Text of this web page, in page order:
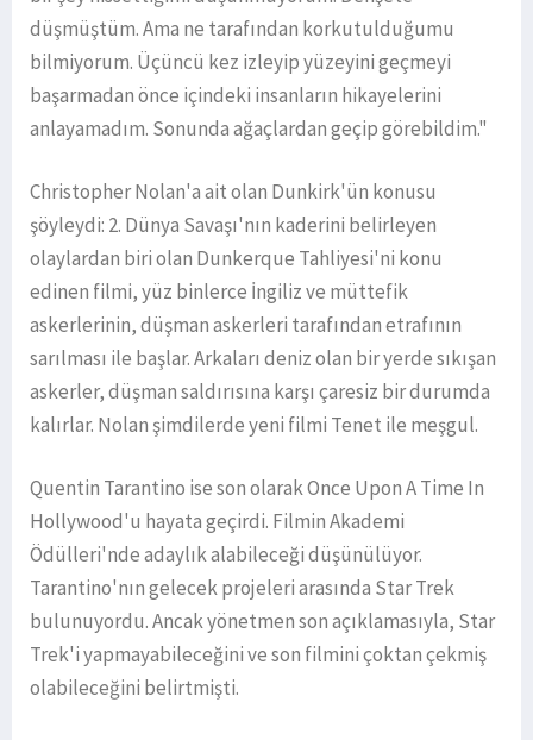
düşmüştüm. Ama ne tarafından korkutulduğumu
bilmiyorum. Üçüncü kez izleyip yüzeyini geçmeyi
başarmadan önce içindeki insanların hikayelerini
anlayamadım. Sonunda ağaçlardan geçip görebildim."
Christopher Nolan'a ait olan Dunkirk'ün konusu
şöyleydi: 2. Dünya Savaşı'nın kaderini belirleyen
olaylardan biri olan Dunkerque Tahliyesi'ni konu
edinen filmi, yüz binlerce İngiliz ve müttefik
askerlerinin, düşman askerleri tarafından etrafının
sarılması ile başlar. Arkaları deniz olan bir yerde sıkışan
askerler, düşman saldırısına karşı çaresiz bir durumda
kalırlar. Nolan şimdilerde yeni filmi Tenet ile meşgul.
Quentin Tarantino ise son olarak Once Upon A Time In
Hollywood'u hayata geçirdi. Filmin Akademi
Ödülleri'nde adaylık alabileceği düşünülüyor.
Tarantino'nın gelecek projeleri arasında Star Trek
bulunuyordu. Ancak yönetmen son açıklamasıyla, Star
Trek'i yapmayabileceğini ve son filmini çoktan çekmiş
olabileceğini belirtmişti.